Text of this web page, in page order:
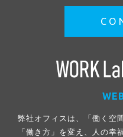
弊社オフィスは、「働く空
「働き方」を変え、人の幸